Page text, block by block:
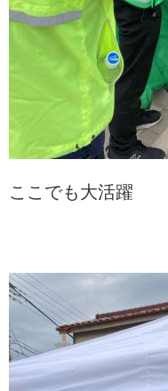
ここでも大活躍